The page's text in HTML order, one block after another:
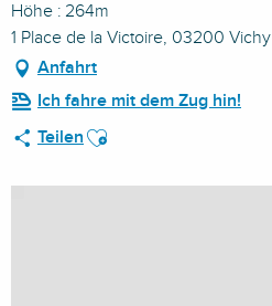
Höhe : 264m
1 Place de la Victoire, 03200 Vichy
Anfahrt
Ich fahre mit dem Zug hin!
Teilen Ajouter aux favoris